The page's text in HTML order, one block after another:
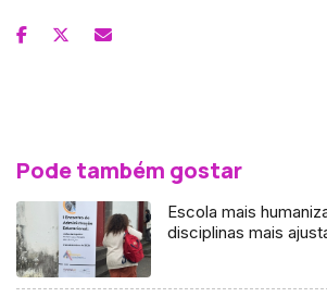
Pode também gostar
Escola mais
disciplinas mais